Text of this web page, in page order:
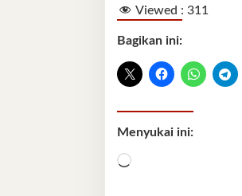
Viewed : 311
Bagikan ini:
Menyukai ini:
Memuat...